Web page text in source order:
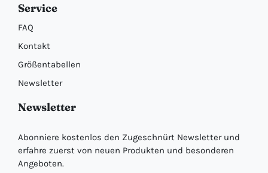
Service
FAQ
Kontakt
Größentabellen
Newsletter
Newsletter
Abonniere kostenlos den Zugeschnürt Newsletter und
erfahre zuerst von neuen Produkten und besonderen
Angeboten.